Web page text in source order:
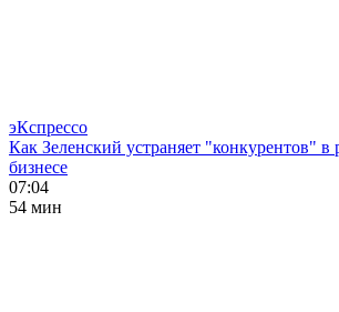
эКспрессо
Как Зеленский устраняет "конкурентов" в
бизнесе
07:04
54 мин